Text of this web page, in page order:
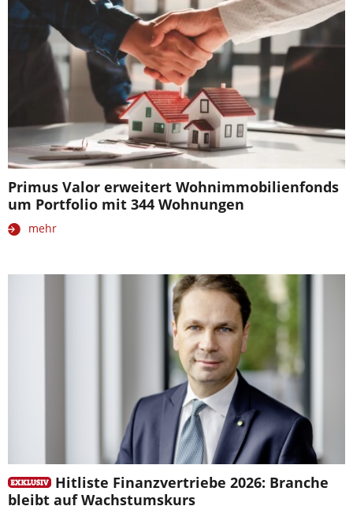
Primus Valor erweitert Wohnimmobilienfonds
um Portfolio mit 344 Wohnungen
mehr
Hitliste Finanzvertriebe 2026: Branche
bleibt auf Wachstumskurs